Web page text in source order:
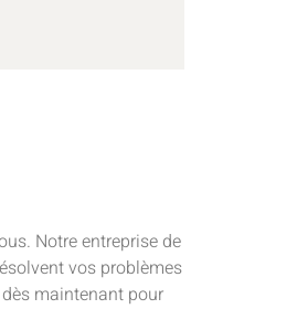
Notre entreprise de
vos problèmes
maintenant pour